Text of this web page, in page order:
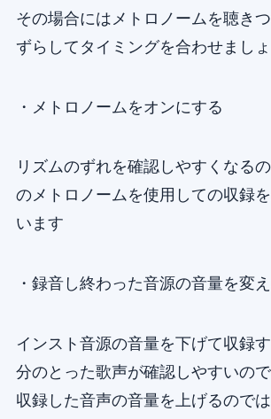
その場合にはメトロノームを聴き
ずらしてタイミングを合わせましょ
・メトロノームをオンにする
リズムのずれを確認しやすくなる
のメトロノームを使用しての収録
います
・録音し終わった音源の音量を変
インスト音源の音量を下げて収録
分のとった歌声が確認しやすいので
収録した音声の音量を上げるので